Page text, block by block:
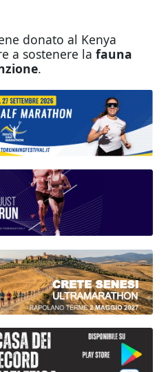
donato al Kenya
a sostenere la fauna
.